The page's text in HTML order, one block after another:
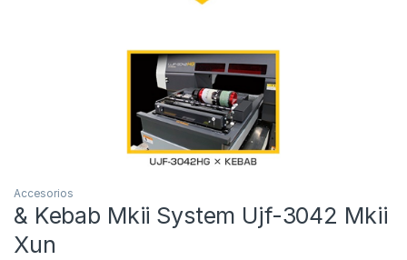
Accesorios
& Kebab Mkii System Ujf-3042 Mkii
Xun